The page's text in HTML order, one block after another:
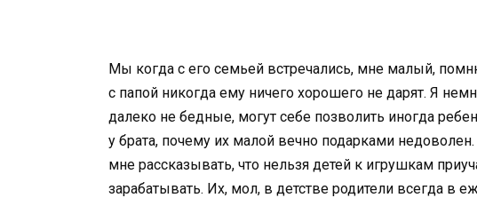
Мы когда с его семьей встречались, мне малый,
с папой никогда ему ничего хорошего не дарят. Я
далеко не бедные, могут себе позволить иногда
у брата, почему их малой вечно подарками
мне рассказывать, что нельзя детей к игрушкам
зарабатывать. Их, мол, в детстве родители всегда в